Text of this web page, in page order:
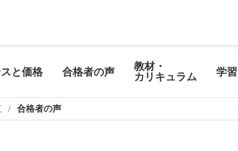
と価格 合格者の声
教材・
カリキュラム
学
合格者の声